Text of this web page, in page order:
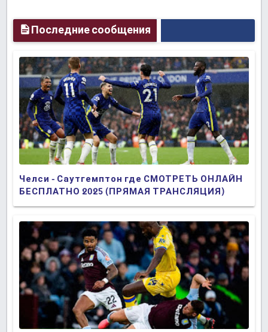
Последние сообщения
Челси - Саутгемптон где СМОТРЕТЬ ОНЛАЙН
БЕСПЛАТНО 2025 (ПРЯМАЯ ТРАНСЛЯЦИЯ)